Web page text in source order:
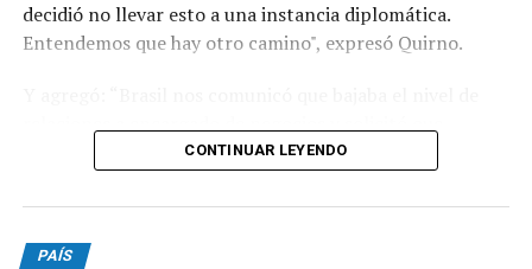
decidió no llevar esto a una instancia diplomática.
Entendemos que hay otro camino", expresó Quirno.
nuestro embajador en Brasilia (Daniel Raimondi) se
electorales cuando el presidente de Brasil visitó, previo
CONTINUAR LEYENDO
PAÍS